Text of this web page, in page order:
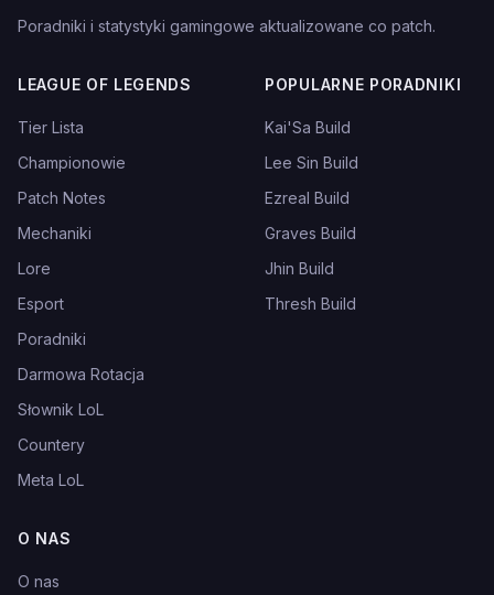
Poradniki i statystyki gamingowe aktualizowane co patch.
LEAGUE OF LEGENDS
Tier Lista
Championowie
Patch Notes
Mechaniki
Lore
Esport
Poradniki
Darmowa Rotacja
Słownik LoL
Countery
Meta LoL
POPULARNE PORADNIKI
Kai'Sa Build
Lee Sin Build
Ezreal Build
Graves Build
Jhin Build
Thresh Build
O NAS
O nas